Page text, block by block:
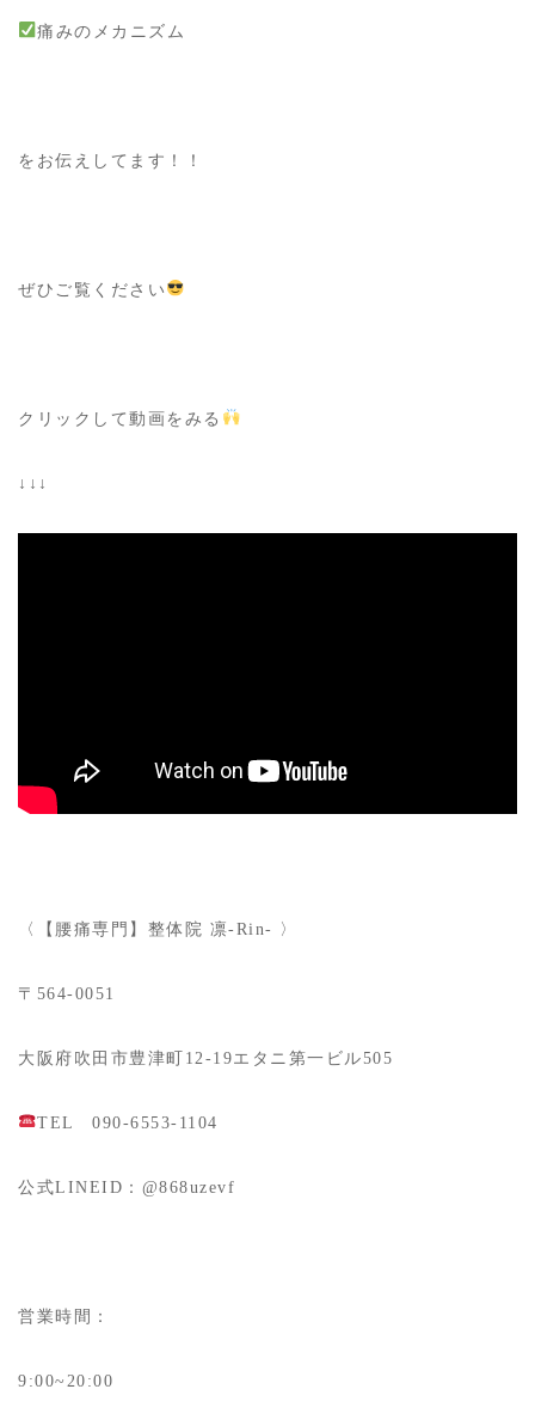
痛みのメカニズム
をお伝えしてます！！
ぜひご覧ください
クリックして動画をみる
↓↓↓
〈【腰痛専門】整体院 凛-Rin- 〉
〒564-0051
大阪府吹田市豊津町12-19エタニ第一ビル505
TEL 090-6553-1104
公式LINEID：@868uzevf
営業時間：
9:00~20:00